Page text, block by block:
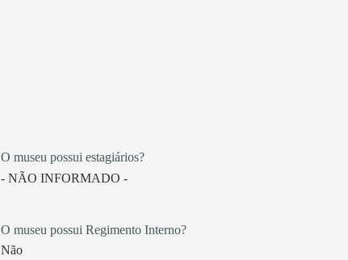
O museu possui estagiários?
- NÃO INFORMADO -
O museu possui Regimento Interno?
Não